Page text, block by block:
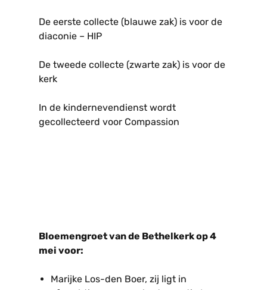
De eerste collecte (blauwe zak) is voor de
diaconie – HIP
De tweede collecte (zwarte zak) is voor de
kerk
In de kindernevendienst wordt
gecollecteerd voor Compassion
Bloemengroet van de Bethelkerk op 4
mei voor:
Marijke Los-den Boer, zij ligt in